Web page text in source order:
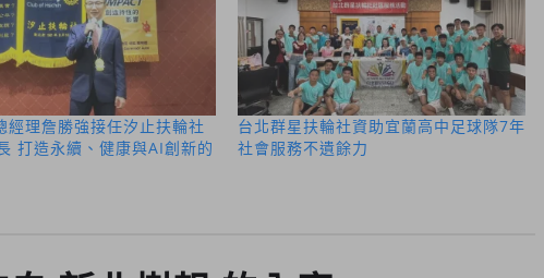
經理詹勝強接任汐止扶輪社
打造永續、健康與AI創新的
台北群星扶輪社資助宜蘭高中足球隊7年
社會服務不遺餘力